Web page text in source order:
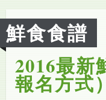
鮮食食譜
2016最新
報名方式